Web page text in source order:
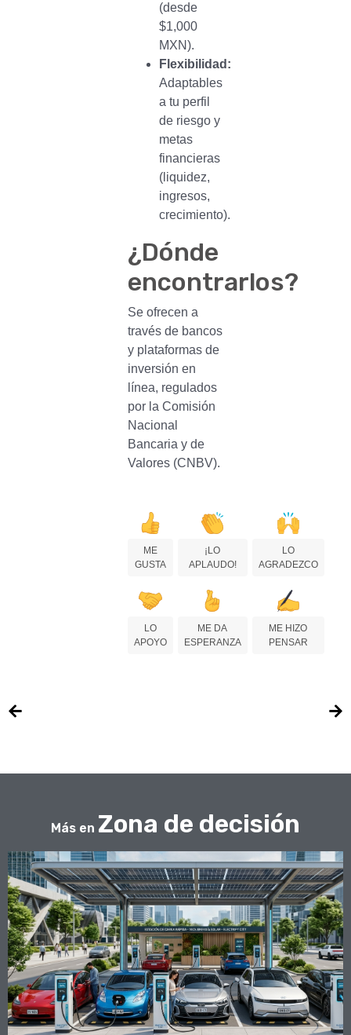
(desde
$1,000
MXN).
Flexibilidad:
Adaptables
a tu perfil
de riesgo y
metas
financieras
(liquidez,
ingresos,
crecimiento).
¿Dónde
encontrarlos?
Se ofrecen a
través de bancos
y plataformas de
inversión en
línea, regulados
por la Comisión
Nacional
Bancaria y de
Valores (CNBV).
ME
GUSTA
¡LO
APLAUDO!
LO
AGRADEZCO
LO
APOYO
ME DA
ESPERANZA
ME HIZO
PENSAR
Más en Zona de decisión